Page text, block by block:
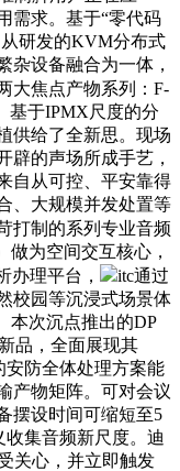
需求。基于“零代码
研发的KVM分布式
杂设备融合为一体，
大焦点产物系列：F-
基于IPMX尺度的分
供给了全新思。现场
辟的声场所成手艺，
自从可控、平安靠得
、大规模并发处置等
打制的系列专业音频
为空间交互核心，
办理平台，
itc通过
校园等沉浸式场景体
本次沉点推出的DP
品，全面展现其
安防全体处理方案能
产物矩阵。可对会议
摆设时间可缩短至5
集音频新尺度。迪
关心，并立即触发